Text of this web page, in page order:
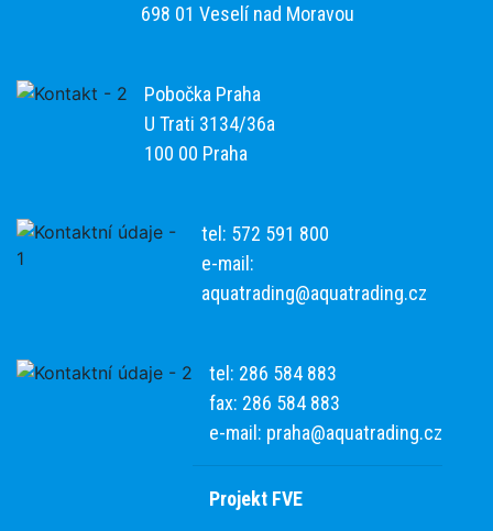
698 01 Veselí nad Moravou
Pobočka Praha
U Trati 3134/36a
100 00 Praha
tel: 572 591 800
e-mail:
aquatrading@aquatrading.cz
tel: 286 584 883
fax: 286 584 883
e-mail: praha@aquatrading.cz
Projekt FVE